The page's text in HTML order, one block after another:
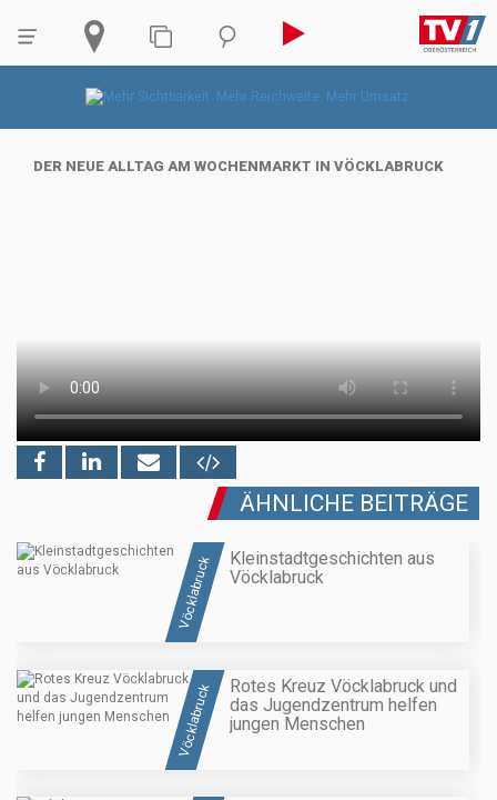
DER NEUE ALLTAG AM WOCHENMARKT IN VÖCKLABRUCK
ÄHNLICHE BEITRÄGE
Vöcklabruck
Kleinstadtgeschichten aus
Vöcklabruck
Vöcklabruck
Rotes Kreuz Vöcklabruck und
das Jugendzentrum helfen
jungen Menschen